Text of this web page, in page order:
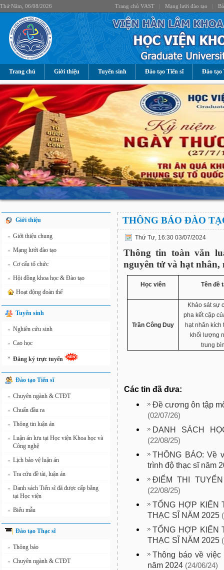
Thứ Năm, 06/08/2026 Trang chủ VAST Mạng lưới đào tạo
Trang chủ Giới thiệu Tuyển sinh Đào tạo Tiến sĩ Đào tạo
Giới thiệu
» Giới thiệu chung
» Mạng lưới đào tạo
» Cơ cấu tổ chức
» Hội đồng khoa học & Đào tạo
Hoạt động đoàn thể
Tuyển sinh
» Nghiên cứu sinh
» Cao học
» Đăng ký trực tuyến
Đào tạo Tiến sĩ
» Chuyên ngành & CTĐT
» Chuẩn đầu ra
» Thông tin luận án
» Luận án lưu tại Học viện Khoa học và
Công nghệ
» Lịch bảo vệ luận án
» Tra cứu đề tài, luận án
» Danh sách Tiến sĩ đã được cấp bằng
tại Học viện
» Biểu mẫu
Đào tạo Thạc sĩ
» Thông báo
» Chuyên ngành & CTĐT
THÔNG BÁO ĐÀO
Thứ Tư, 16:30 03/07/2024
Thông tin toàn văn
nguyên tử và hạt nhân,
Học viên Tên đề
Trần Công Duy
Khảo sát sự
pha kết cặp
hạt nhân kích
khối lượng
trung
Các tin đã đưa:
Đề cương ôn tập
(02/07/26)
DANH SÁCH
(22/08/25)
THÔNG BÁO: Về
trình độ thạc sĩ năm
ĐIỂM THI
(22/08/25)
TỔNG HỢP KIẾN
THẠC SĨ NĂM 2025
TỔNG HỢP KIẾN
THẠC SĨ NĂM 2025
Thông báo về
năm 2024 (24/06/24)